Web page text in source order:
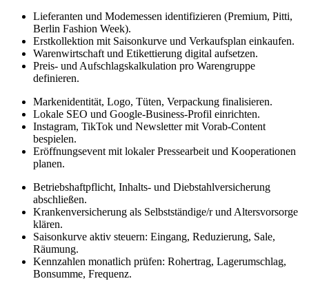
Lieferanten und Modemessen identifizieren (Premium, Pitti,
Berlin Fashion Week).
Erstkollektion mit Saisonkurve und Verkaufsplan einkaufen.
Warenwirtschaft und Etikettierung digital aufsetzen.
Preis- und Aufschlagskalkulation pro Warengruppe
definieren.
Markenidentität, Logo, Tüten, Verpackung finalisieren.
Lokale SEO und Google-Business-Profil einrichten.
Instagram, TikTok und Newsletter mit Vorab-Content
bespielen.
Eröffnungsevent mit lokaler Pressearbeit und Kooperationen
planen.
Betriebshaftpflicht, Inhalts- und Diebstahlversicherung
abschließen.
Krankenversicherung als Selbstständige/r und Altersvorsorge
klären.
Saisonkurve aktiv steuern: Eingang, Reduzierung, Sale,
Räumung.
Kennzahlen monatlich prüfen: Rohertrag, Lagerumschlag,
Bonsumme, Frequenz.